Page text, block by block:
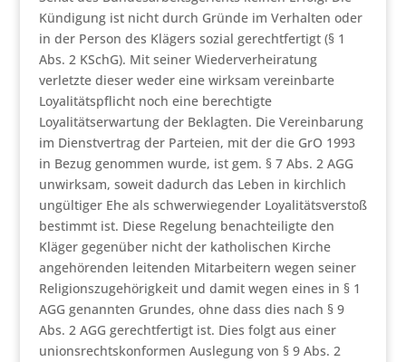
Kündigung ist nicht durch Gründe im Verhalten oder
in der Person des Klägers sozial gerechtfertigt (§ 1
Abs. 2 KSchG). Mit seiner Wiederverheiratung
verletzte dieser weder eine wirksam vereinbarte
Loyalitätspflicht noch eine berechtigte
Loyalitätserwartung der Beklagten. Die Vereinbarung
im Dienstvertrag der Parteien, mit der die GrO 1993
in Bezug genommen wurde, ist gem. § 7 Abs. 2 AGG
unwirksam, soweit dadurch das Leben in kirchlich
ungültiger Ehe als schwerwiegender Loyalitätsverstoß
bestimmt ist. Diese Regelung benachteiligte den
Kläger gegenüber nicht der katholischen Kirche
angehörenden leitenden Mitarbeitern wegen seiner
Religionszugehörigkeit und damit wegen eines in § 1
AGG genannten Grundes, ohne dass dies nach § 9
Abs. 2 AGG gerechtfertigt ist. Dies folgt aus einer
unionsrechtskonformen Auslegung von § 9 Abs. 2